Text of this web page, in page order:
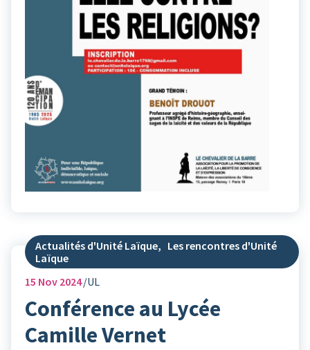
Actualités d'Unité Laïque, Les rencontres d'Unité
Laïque
15 Nov 2024 UL
Conférence au Lycée
Camille Vernet